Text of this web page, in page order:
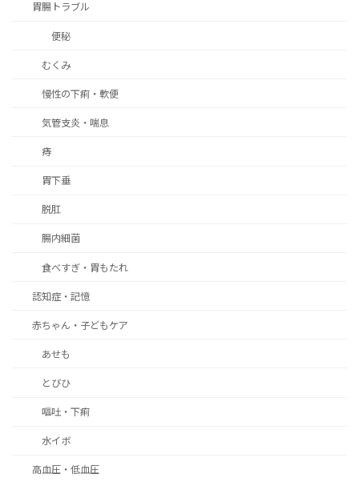
胃腸トラブル
便秘
むくみ
慢性の下痢・軟便
気管支炎・喘息
痔
胃下垂
脱肛
腸内細菌
食べすぎ・胃もたれ
認知症・記憶
赤ちゃん・子どもケア
あせも
とびひ
嘔吐・下痢
水イボ
高血圧・低血圧